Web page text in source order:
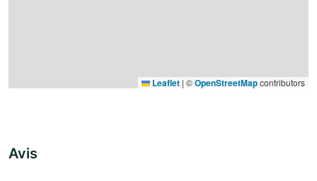
Leaflet | ©OpenStreetMapcontributors
Avis